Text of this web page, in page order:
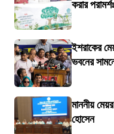
করার
ইশরাকের
ভবনের
মাননীয়
হোসেন